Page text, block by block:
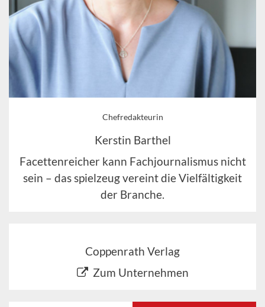
Chefredakteurin
Kerstin Barthel
Facettenreicher kann Fachjournalismus nicht
sein – das spielzeug vereint die Vielfältigkeit
der Branche.
Coppenrath Verlag
Zum Unternehmen